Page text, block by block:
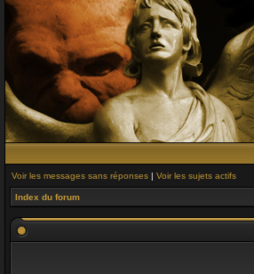
Voir les messages sans réponses | Voir les sujets actifs
Index du forum